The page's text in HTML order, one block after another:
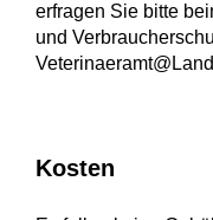
erfragen Sie bitte
und
Kosten